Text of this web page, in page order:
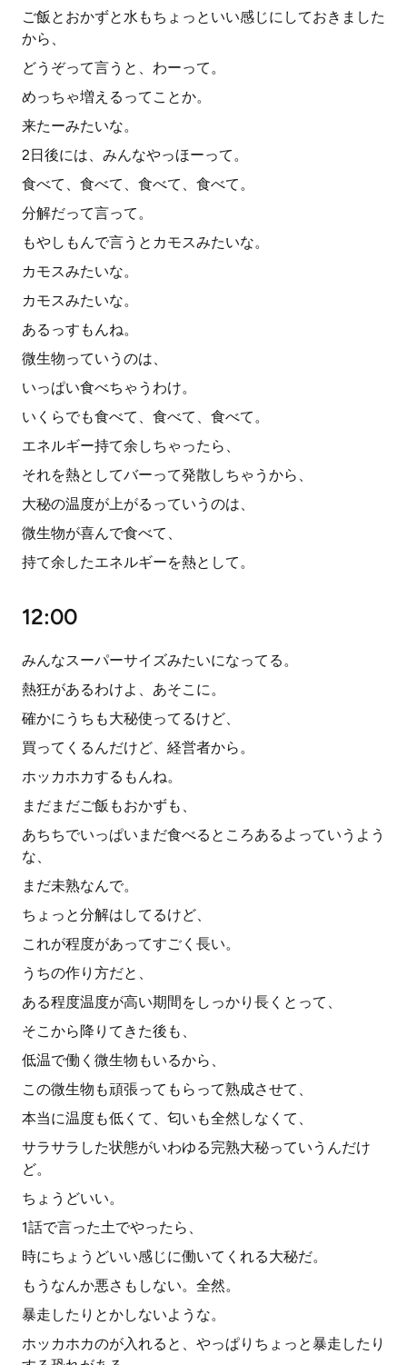
ご飯とおかずと水もちょっといい感じにしておきました
から、
どうぞって言うと、わーって。
めっちゃ増えるってことか。
来たーみたいな。
2日後には、みんなやっほーって。
食べて、食べて、食べて、食べて。
分解だって言って。
もやしもんで言うとカモスみたいな。
カモスみたいな。
カモスみたいな。
あるっすもんね。
微生物っていうのは、
いっぱい食べちゃうわけ。
いくらでも食べて、食べて、食べて。
エネルギー持て余しちゃったら、
それを熱としてバーって発散しちゃうから、
大秘の温度が上がるっていうのは、
微生物が喜んで食べて、
持て余したエネルギーを熱として。
12:00
みんなスーパーサイズみたいになってる。
熱狂があるわけよ、あそこに。
確かにうちも大秘使ってるけど、
買ってくるんだけど、経営者から。
ホッカホカするもんね。
まだまだご飯もおかずも、
あちちでいっぱいまだ食べるところあるよっていうよう
な、
まだ未熟なんで。
ちょっと分解はしてるけど、
これが程度があってすごく長い。
うちの作り方だと、
ある程度温度が高い期間をしっかり長くとって、
そこから降りてきた後も、
低温で働く微生物もいるから、
この微生物も頑張ってもらって熟成させて、
本当に温度も低くて、匂いも全然しなくて、
サラサラした状態がいわゆる完熟大秘っていうんだけ
ど。
ちょうどいい。
1話で言った土でやったら、
時にちょうどいい感じに働いてくれる大秘だ。
もうなんか悪さもしない。全然。
暴走したりとかしないような。
ホッカホカのが入れると、やっぱりちょっと暴走したり